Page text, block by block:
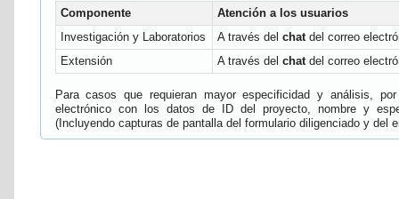
Componente
Atención a los usuarios
Investigación y Laboratorios
A través del chatdel correo
Extensión
A través del chatdel correo
Para casos que requieran mayor especificidad y análisis,
electrónico con los datos de ID del proyecto, nombre y
(Incluyendo capturas de pantalla del formulario diligenciado y del